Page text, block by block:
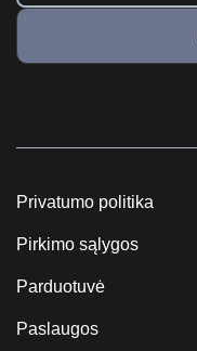
Privatumo politika
Pirkimo sąlygos
Parduotuvė
Paslaugos